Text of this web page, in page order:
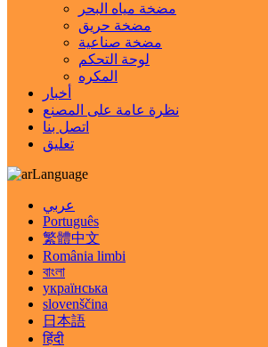
مضخة مياه البحر
مضخة حريق
مضخة صناعية
لوحة التحكم
المكره
أخبار
نظرة عامة على المصنع
اتصل بنا
تعليق
Language
عربي
Português
繁體中文
România limbi
বাংলা
українська
slovenščina
日本語
हिंदी